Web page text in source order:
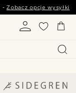
-Zobacz opcje wysyłki